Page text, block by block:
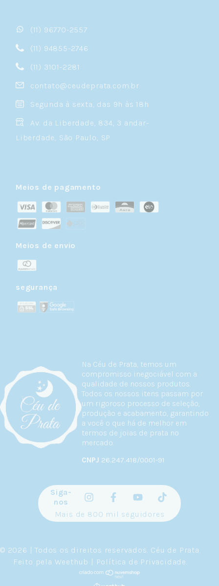
Na Céu de Prata, temos um
compromisso inegociável com a
qualidade de nossos produtos.
Todos os nossos itens passam por
um rigoroso processo de seleção,
produção e acabamento, garantindo
a você o que há de melhor em
termos de joias de prata no
mercado.
CNPJ 26.247.418/0001-91
(11) 96770-2557
(11) 94855-2746
(11) 3101-2281
contato@ceudeprata.com.br
Segunda à sexta, das 9h às 18h
Av. da Liberdade, 834, 3 andar-
Liberdade, São Paulo, SP
Meios de pagamento
Meios de envio
segurança
Siga-
nos
Mais de 800 mil seguidores
© 2026 | Todos os direitos reservados. Céu de Prata.
Feito pela Weethub | Política de Privacidade.